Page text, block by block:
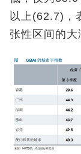
以上(62.7)，
张性区间的大